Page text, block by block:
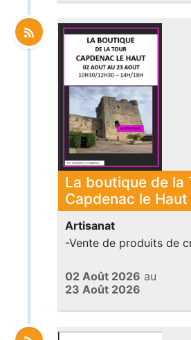
La boutique de la
Capdenac le Haut
Artisanat
-Vente de produits de
02 Août 2026 au
23 Août 2026